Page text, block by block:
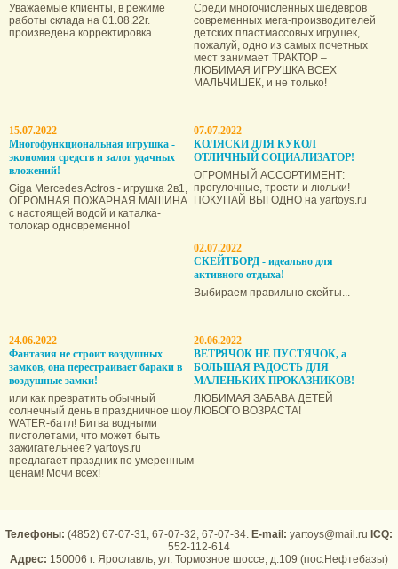
Уважаемые клиенты, в режиме
работы склада на 01.08.22г.
произведена корректировка.
Среди многочисленных шедевров
современных мега-производителей
детских пластмассовых игрушек,
пожалуй, одно из самых почетных
мест занимает ТРАКТОР –
ЛЮБИМАЯ ИГРУШКА ВСЕХ
МАЛЬЧИШЕК, и не только!
15.07.2022
Многофункциональная игрушка -
экономия средств и залог удачных
вложений!
Giga Mercedes Actros - игрушка 2в1,
ОГРОМНАЯ ПОЖАРНАЯ МАШИНА
с настоящей водой и каталка-
толокар одновременно!
07.07.2022
КОЛЯСКИ ДЛЯ КУКОЛ
ОТЛИЧНЫЙ СОЦИАЛИЗАТОР!
ОГРОМНЫЙ АССОРТИМЕНТ:
прогулочные, трости и люльки!
ПОКУПАЙ ВЫГОДНО на yartoys.ru
02.07.2022
СКЕЙТБОРД - идеально для
активного отдыха!
Выбираем правильно скейты...
24.06.2022
Фантазия не строит воздушных
замков, она пере­страивает бараки в
воздушные замки!
или как превратить обычный
солнечный день в праздничное шоу
WATER-батл! Битва водными
пистолетами, что может быть
зажигательнее? yartoys.ru
предлагает праздник по умеренным
ценам! Мочи всех!
20.06.2022
ВЕТРЯЧОК НЕ ПУСТЯЧОК, а
БОЛЬШАЯ РАДОСТЬ ДЛЯ
МАЛЕНЬКИХ ПРОКАЗНИКОВ!
ЛЮБИМАЯ ЗАБАВА ДЕТЕЙ
ЛЮБОГО ВОЗРАСТА!
Телефоны: (4852) 67-07-31, 67-07-32, 67-07-34. E-mail: yartoys@mail.ru ICQ:
552-112-614
Адрес: 150006 г. Ярославль, ул. Тормозное шоссе, д.109 (пос.Нефтебазы)